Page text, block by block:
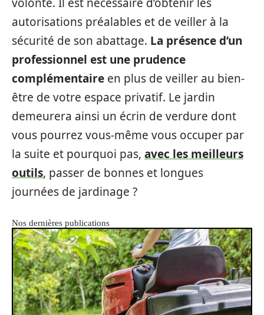
volonté. Il est nécessaire d’obtenir les
autorisations préalables et de veiller à la
sécurité de son abattage. La présence d’un
professionnel est une prudence
complémentaire en plus de veiller au bien-
être de votre espace privatif. Le jardin
demeurera ainsi un écrin de verdure dont
vous pourrez vous-même vous occuper par
la suite et pourquoi pas, avec les meilleurs
outils, passer de bonnes et longues
journées de jardinage ?
Nos dernières publications